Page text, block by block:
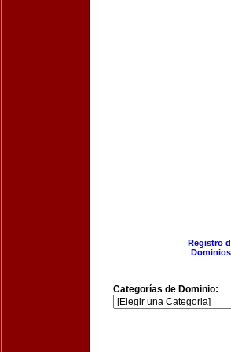
Registro
Categorías de Dominio: